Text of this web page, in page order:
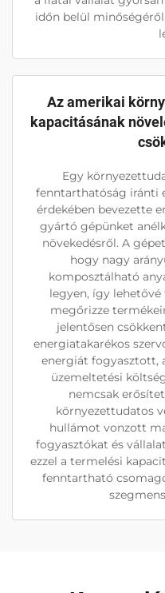
időn belül
Az amerikai
kapacitásának
Egy
fenntarthatóság iránti
érdekében bevezette
gyártó gépünket
növekedésről. A
hogy nagy
komposztálható
legyen, így
megőrizze
jelentősen
energiatakarékos
energiát fogyasztott,
üzemeltetési
nemcsak
környezettudatos
hullámot vonzott
fogyasztókat és
ezzel a termelési
fenntartható